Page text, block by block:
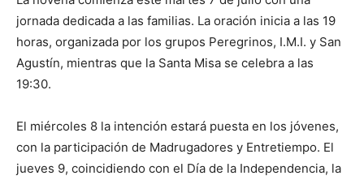
jornada dedicada a las familias. La oración inicia a las 19
horas, organizada por los grupos Peregrinos, I.M.I. y San
Agustín, mientras que la Santa Misa se celebra a las
19:30.
El miércoles 8 la intención estará puesta en los jóvenes,
con la participación de Madrugadores y Entretiempo. El
jueves 9, coincidiendo con el Día de la Independencia, la